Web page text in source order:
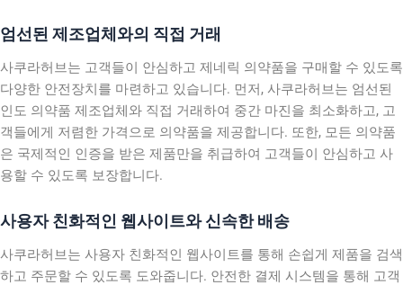
엄선된 제조업체와의 직접 거래
사쿠라허브는 고객들이 안심하고 제네릭 의약품을 구매할 수 있도록
다양한 안전장치를 마련하고 있습니다. 먼저, 사쿠라허브는 엄선된
인도 의약품 제조업체와 직접 거래하여 중간 마진을 최소화하고, 고
객들에게 저렴한 가격으로 의약품을 제공합니다. 또한, 모든 의약품
은 국제적인 인증을 받은 제품만을 취급하여 고객들이 안심하고 사
용할 수 있도록 보장합니다.
사용자 친화적인 웹사이트와 신속한 배송
사쿠라허브는 사용자 친화적인 웹사이트를 통해 손쉽게 제품을 검색
하고 주문할 수 있도록 도와줍니다. 안전한 결제 시스템을 통해 고객